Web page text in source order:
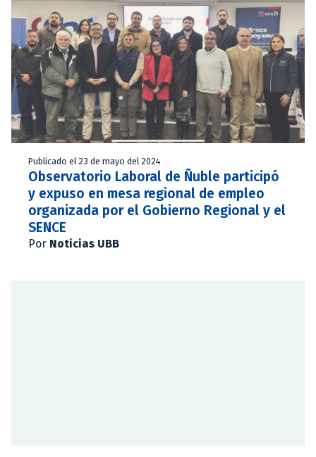
Publicado el 23 de mayo del 2024
Observatorio Laboral de Ñuble participó
y expuso en mesa regional de empleo
organizada por el Gobierno Regional y el
SENCE
Por Noticias UBB